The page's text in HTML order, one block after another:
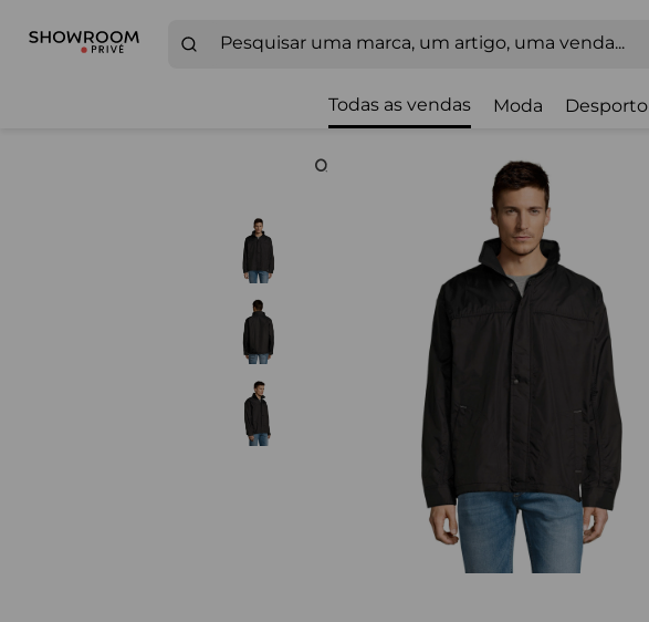
Todas as vendas Moda Desporto